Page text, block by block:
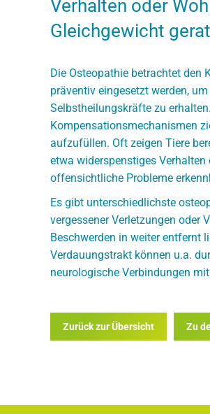
Verhalten oder
Gleichgewicht
Die Osteopathie betrachtet den
präventiv eingesetzt werden,
Selbstheilungskräfte zu
Kompensationsmechanismen
aufzufüllen. Oft zeigen Tiere
etwa widerspenstiges
offensichtliche Probleme
Es gibt unterschiedlichste
vergessener Verletzungen oder
Beschwerden in weiter entfernt
Verdauungstrakt können u.a.
neurologische Verbindungen
Zurück zur Übersicht Zu